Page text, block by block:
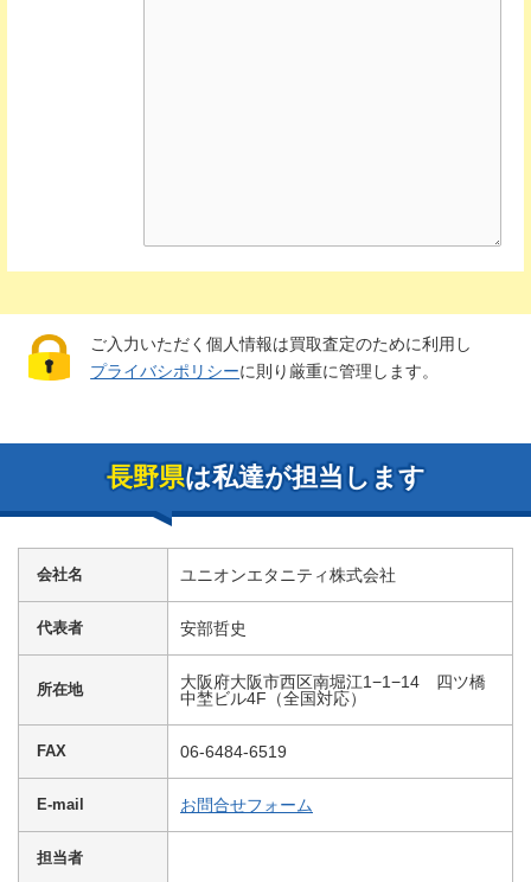
ご入力いただく個人情報は買取査定のために利用し
プライバシポリシーに則り厳重に管理します。
長野県は私達が担当します
会社名 ユニオンエタニティ株式会社
代表者 安部哲史
所在地
大阪府大阪市西区南堀江1−1−14 四ツ橋
中埜ビル4F（全国対応）
FAX 06-6484-6519
E-mail お問合せフォーム
担当者